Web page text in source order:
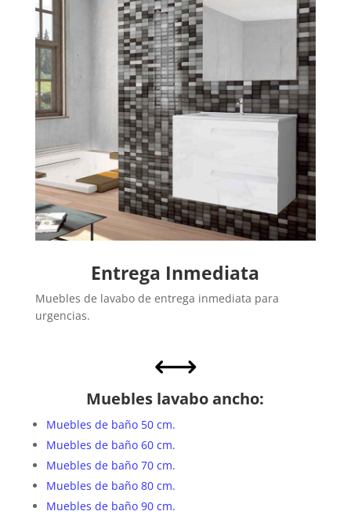
Entrega Inmediata
Muebles de lavabo de entrega inmediata para
urgencias.
,
Muebles lavabo ancho:
Muebles de baño 50 cm.
Muebles de baño 60 cm.
Muebles de baño 70 cm.
Muebles de baño 80 cm.
Muebles de baño 90 cm.